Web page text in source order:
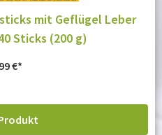
mit Geflügel Leber
Sticks (200 g)
€